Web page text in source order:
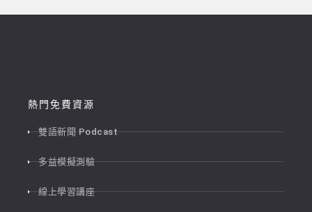
熱門免費資源
雙語新聞 Podcast
多益模擬測驗
線上學習講座